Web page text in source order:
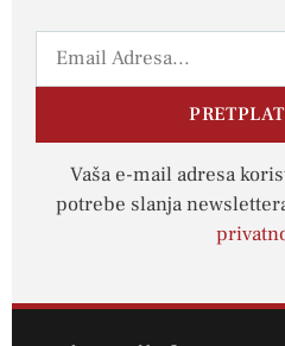
Vaša e-mail adresa
potrebe slanja